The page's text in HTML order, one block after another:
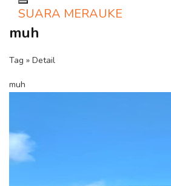
Toggle navigation
SUARA MERAUKE
muh
Tag » Detail
muh